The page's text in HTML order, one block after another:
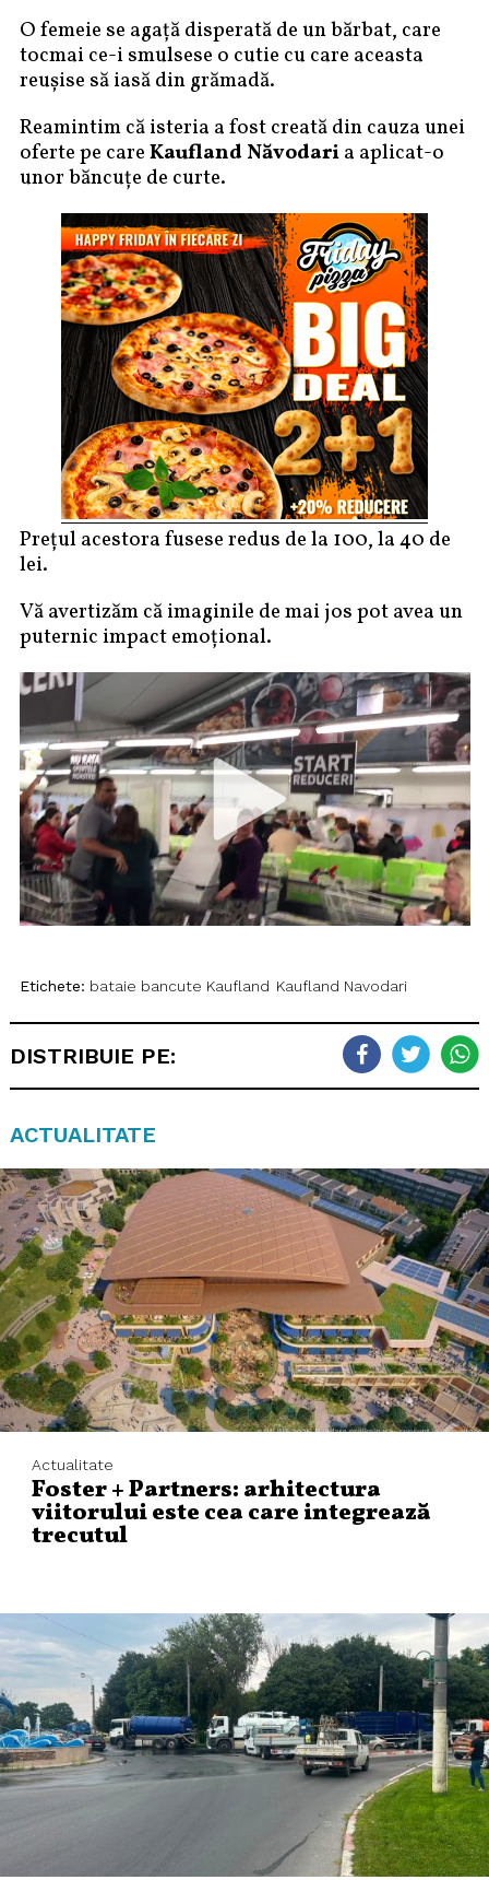
O femeie se agață disperată de un bărbat, care
tocmai ce-i smulsese o cutie cu care aceasta
reușise să iasă din grămadă.
Reamintim că isteria a fost creată din cauza unei
oferte pe careKaufland Năvodaria aplicat-o
unor băncuțe de curte.
Prețul acestora fusese redus de la 100, la 40 de
lei.
Vă avertizăm că imaginile de mai jos pot avea un
puternic impact emoțional.
Etichete: bataie bancute Kaufland Kaufland Navodari
DISTRIBUIE PE:
ACTUALITATE
Actualitate
Foster + Partners: arhitectura
viitorului este cea care integrează
trecutul